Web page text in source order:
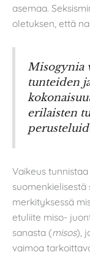
asemaa.
oletuksen, että
Misogynia
tunteiden
erilaisten
Vaikeus
merkityksessä
etuliite miso-
sanasta (misos),
vaimoa